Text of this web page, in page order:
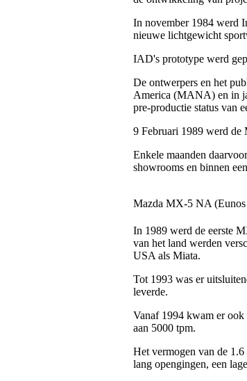
In november 1984 werd
nieuwe lichtgewicht
IAD's prototype werd
De ontwerpers en het
America (MANA) en in
pre-productie status van
9 Februari 1989 werd de
Enkele maanden
showrooms en binnen
Mazda MX-5 NA (Eunos
In 1989 werd de eerste
van het land werden
USA als Miata.
Tot 1993 was er
leverde.
Vanaf 1994 kwam er ook
aan 5000 tpm.
Het vermogen van de
lang opengingen, een